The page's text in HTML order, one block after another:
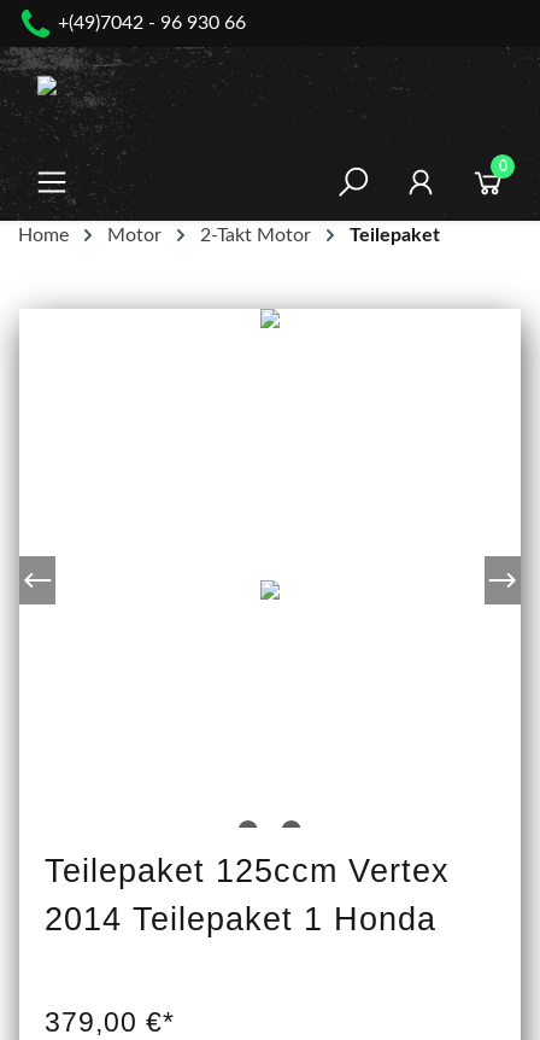
springen
+(49)7042 - 96 930 66
0
Home Motor 2-Takt Motor Teilepaket
Teilepaket 125ccm Vertex
2014 Teilepaket 1 Honda
379,00 €*